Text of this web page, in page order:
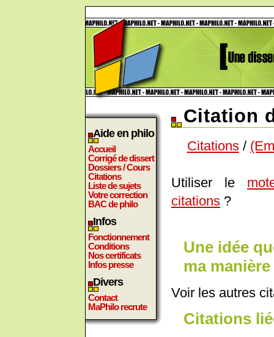
Aide en philo
Accueil
Corrigé de dissert
Dossiers / Cours
Citations
Liste de sujets
Votre correction
BAC de philo
Infos
Fonctionnement
Conditions
Nos certificats
Infos presse
Divers
Contact
MaPhilo recrute
Citation
Citations/
Utiliser le
citations ?
Une idée
ma
Voir les autres
Citations